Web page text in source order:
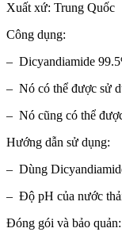
Xuất xứ: Trung Quốc
Công dụng:
– Dicyandiamide
– Nó có thể được sử
– Nó cũng có thể
Hướng dẫn sử dụng:
– Dùng
– Độ pH của nước
Đóng gói và bảo quản: